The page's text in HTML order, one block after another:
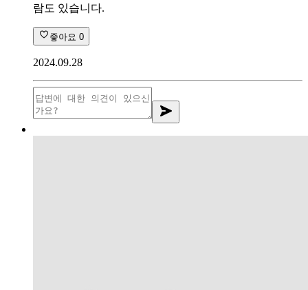
람도 있습니다.
좋아요 0
2024.09.28